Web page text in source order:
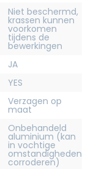
Niet beschermd,
krassen kunnen
voorkomen
tijdens de
bewerkingen
JA
YES
Verzagen op
maat
Onbehandeld
aluminium (kan
in vochtige
omstandigheden
corroderen)